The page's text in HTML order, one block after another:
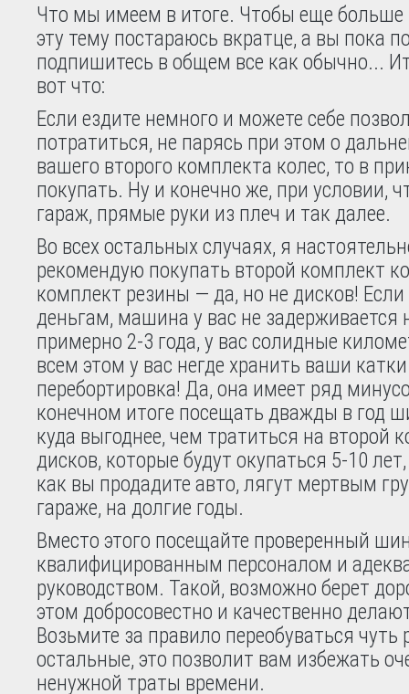
Что мы имеем в итоге. Чтобы еще больше
эту тему постараюсь вкратце, а вы пока
подпишитесь в общем все как обычно...
вот что:
Если ездите немного и можете себе
потратиться, не парясь при этом о
вашего второго комплекта колес, то в
покупать. Ну и конечно же, при условии,
гараж, прямые руки из плеч и так далее.
Во всех остальных случаях, я
рекомендую покупать второй комплект
комплект резины — да, но не дисков! Если
деньгам, машина у вас не задерживается
примерно 2-3 года, у вас солидные
всем этом у вас негде хранить ваши
перебортировка! Да, она имеет ряд
конечном итоге посещать дважды в год
куда выгоднее, чем тратиться на второй
дисков, которые будут окупаться 5-10
как вы продадите авто, лягут мертвым
гараже, на долгие годы.
Вместо этого посещайте проверенный
квалифицированным персоналом и
руководством. Такой, возможно берет
этом добросовестно и качественно
Возьмите за правило переобуваться
остальные, это позволит вам избежать
ненужной траты времени.